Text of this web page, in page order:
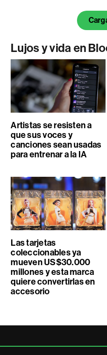
Lujos y vida en
Artistas se resisten a
que sus voces y
canciones sean usadas
para entrenar a la IA
Las tarjetas
coleccionables ya
mueven US$30.000
millones y esta marca
quiere convertirlas en
accesorio